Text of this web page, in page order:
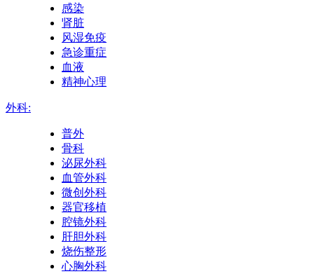
感染
肾脏
风湿免疫
急诊重症
血液
精神心理
外科:
普外
骨科
泌尿外科
血管外科
微创外科
器官移植
腔镜外科
肝胆外科
烧伤整形
心胸外科